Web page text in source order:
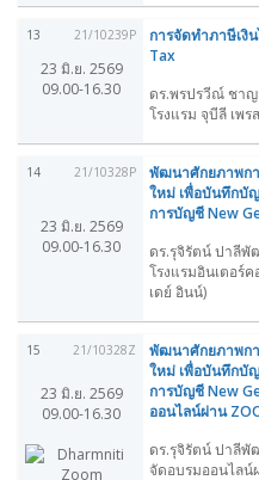
13 21/10239P
23 มิ.ย. 2569
09.00-16.30
การจัดทำภาษีเงิ
Tax
ดร.พรปรวีณ์ ชา
โรงแรม จุบีลี เพ
14 21/10328P
23 มิ.ย. 2569
09.00-16.30
พัฒนาศักยภาพก
ใหม่ เพื่อบันทึกบั
การบัญชี New
ดร.รุจิรัตน์ ปาลีพั
โรงแรมอินเตอร์
เดย์ อินน์)
15 21/10328Z
23 มิ.ย. 2569
09.00-16.30
พัฒนาศักยภาพก
ใหม่ เพื่อบันทึกบั
การบัญชี New
ออนไลน์ผ่าน
ดร.รุจิรัตน์ ปาลีพั
จัดอบรมออนไล